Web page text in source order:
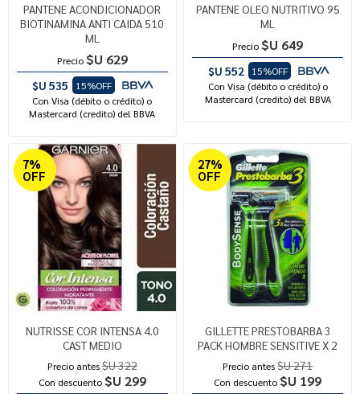
PANTENE ACONDICIONADOR
BIOTINAMINA ANTI CAIDA 510
ML
Precio $U 629
$U 535
15%OFF
Con Visa (débito o crédito) o
Mastercard (credito) del BBVA
PANTENE OLEO NUTRITIVO 95
ML
Precio $U 649
$U 552
15%OFF
Con Visa (débito o crédito) o
Mastercard (credito) del BBVA
7%
OFF
NUTRISSE COR INTENSA 4.0
CAST MEDIO
Precio antes$U 322
Con descuento $U 299
27%
OFF
GILLETTE PRESTOBARBA 3
PACK HOMBRE SENSITIVE X 2
Precio antes$U 271
Con descuento $U 199